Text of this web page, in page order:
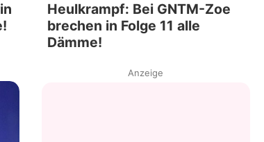
Jobs
App runterladen
Team
Heulkrampf: Bei GNTM-Zoe
brechen in Folge 11 alle
Dämme!
Anzeige